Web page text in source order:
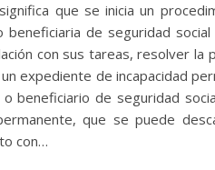
que se inicia un
beneficiaria de seguridad
con sus tareas, resolver la
un expediente de incapacidad
beneficiario de seguridad
que se puede
con…